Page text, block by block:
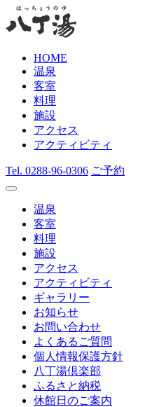
HOME
温泉
客室
料理
施設
アクセス
アクティビティ
Tel. 0288-96-0306 ご予約
温泉
客室
料理
施設
アクセス
アクティビティ
ギャラリー
お知らせ
お問い合わせ
よくあるご質問
個人情報保護方針
八丁湯倶楽部
ふるさと納税
休館日のご案内